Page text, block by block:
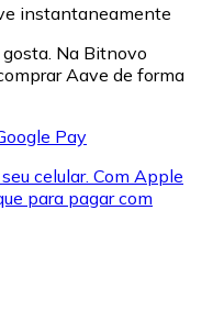
instantaneamente
Na Bitnovo
Aave de forma
Pay
celular. Com Apple
para pagar com